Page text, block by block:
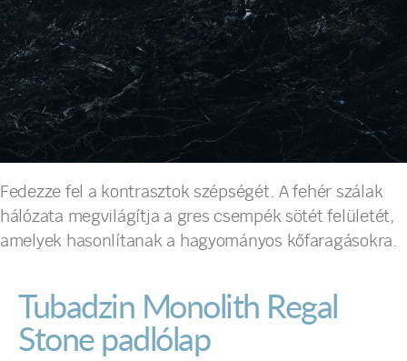
Fedezze fel a kontrasztok szépségét. A fehér szálak
hálózata megvilágítja a gres csempék sötét felületét,
amelyek hasonlítanak a hagyományos kőfaragásokra.
Tubadzin Monolith Regal
Stone padlólap